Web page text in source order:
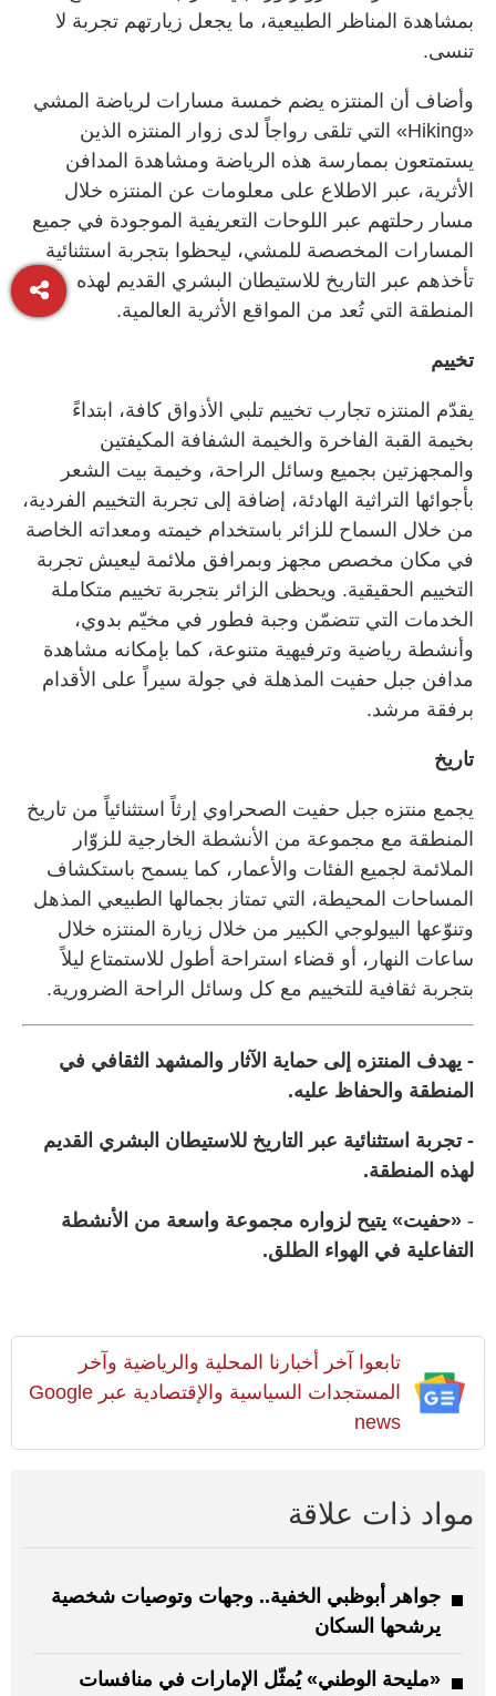
بمشاهدة المناظر الطبيعية، ما يجعل زيارتهم تجربة لا
تنسى.
وأضاف أن المنتزه يضم خمسة مسارات لرياضة المشي
«Hiking» التي تلقى رواجاً لدى زوار المنتزه الذين
يستمتعون بممارسة هذه الرياضة ومشاهدة المدافن
الأثرية، عبر الاطلاع على معلومات عن المنتزه خلال
مسار رحلتهم عبر اللوحات التعريفية الموجودة في جميع
المسارات المخصصة للمشي، ليحظوا بتجربة استثنائية
تأخذهم عبر التاريخ للاستيطان البشري القديم لهذه
المنطقة التي تُعد من المواقع الأثرية العالمية.
تخييم
يقدّم المنتزه تجارب تخييم تلبي الأذواق كافة، ابتداءً
بخيمة القبة الفاخرة والخيمة الشفافة المكيفتين
والمجهزتين بجميع وسائل الراحة، وخيمة بيت الشعر
بأجوائها التراثية الهادئة، إضافة إلى تجربة التخييم الفردية،
من خلال السماح للزائر باستخدام خيمته ومعداته الخاصة
في مكان مخصص مجهز وبمرافق ملائمة ليعيش تجربة
التخييم الحقيقية. ويحظى الزائر بتجربة تخييم متكاملة
الخدمات التي تتضمّن وجبة فطور في مخيّم بدوي،
وأنشطة رياضية وترفيهية متنوعة، كما بإمكانه مشاهدة
مدافن جبل حفيت المذهلة في جولة سيراً على الأقدام
برفقة مرشد.
تاريخ
يجمع منتزه جبل حفيت الصحراوي إرثاً استثنائياً من تاريخ
المنطقة مع مجموعة من الأنشطة الخارجية للزوّار
الملائمة لجميع الفئات والأعمار، كما يسمح باستكشاف
المساحات المحيطة، التي تمتاز بجمالها الطبيعي المذهل
وتنوّعها البيولوجي الكبير من خلال زيارة المنتزه خلال
ساعات النهار، أو قضاء استراحة أطول للاستمتاع ليلاً
بتجربة ثقافية للتخييم مع كل وسائل الراحة الضرورية.
- يهدف المنتزه إلى حماية الآثار والمشهد الثقافي في
المنطقة والحفاظ عليه.
- تجربة استثنائية عبر التاريخ للاستيطان البشري القديم
لهذه المنطقة.
- «حفيت» يتيح لزواره مجموعة واسعة من الأنشطة
التفاعلية في الهواء الطلق.
تابعوا آخر أخبارنا المحلية والرياضية وآخر
المستجدات السياسية والإقتصادية عبر Google
news
مواد ذات علاقة
جواهر أبوظبي الخفية.. وجهات وتوصيات شخصية
يرشحها السكان
«مليحة الوطني» يُمثّل الإمارات في منافسات